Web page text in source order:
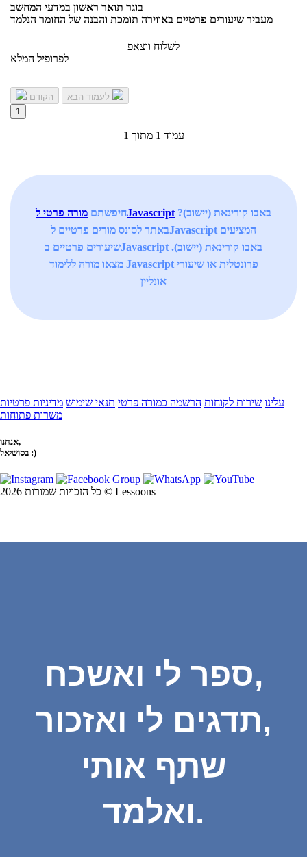
בוגר תואר ראשון במדעי המחשב
מעביר שיעורים פרטיים באווירה תומכת והבנה של החומר הנלמד
לשלוח ווצאפ
לפרופיל המלא
הקודם
1
עמוד 1 מתוך 1
חיפשתםמורה פרטי לJavascriptבאבו קורינאת (יישוב)?
באתר לסונס מורים פרטיים לJavascript המציעים
שיעורים פרטיים בJavascript באבו קורינאת (יישוב).
מצאו מורה ללימוד Javascript פרונטלית או שיעורי
אונליין
עלינו שירות לקוחות הרשמה כמורה פרטי תנאי שימוש מדיניות פרטיות
משרות פתוחות
אנחנו,
בסושיאל :)
כל הזכויות שמורות 2026 © Lessoons
ספר לי ואשכח,
תדגים לי ואזכור,
שתף אותי
ואלמד.